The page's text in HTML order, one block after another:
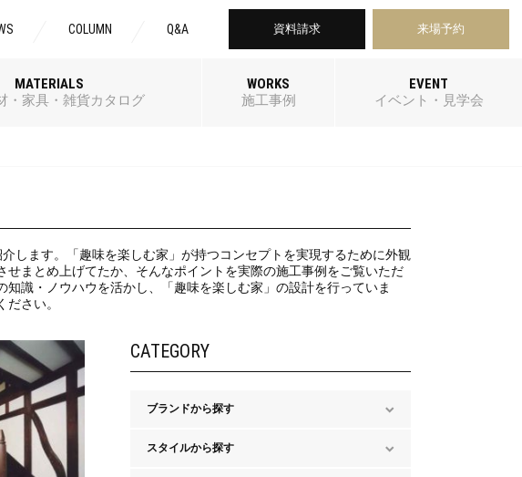
MATERIALS
・家具・雑貨カタログ
WORKS
施工事例
EVENT
イベント・見学会
COLUMN Q&A 資料請求 来場予約
します。「趣味を楽しむ家」が持つコンセプトを実現するために外観
まとめ上げてたか、そんなポイントを実際の施工事例をご覧いただ
識・ノウハウを活かし、「趣味を楽しむ家」の設計を行っていま
さい。
CATEGORY
ブランドから探す
スタイルから探す